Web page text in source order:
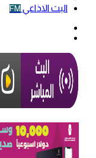
البث الاذاعي FM